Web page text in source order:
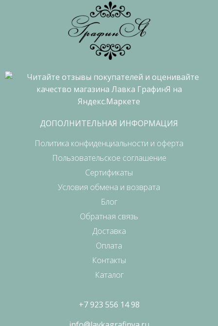
ДОПОЛНИТЕЛЬНАЯ ИНФОРМАЦИЯ
Политика конфиденциальности и оферта
Пользовательское соглашение
Сертификаты
Условия обмена и возврата
Блог
Обратная связь
Доставка
Оплата
Контакты
Каталог
+7 923 556 14 98